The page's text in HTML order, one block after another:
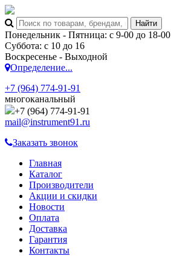
Понедельник - Пятница: с 9-00 до 18-00
Суббота: с 10 до 16
Воскресенье - Выходной
Определение...
+7 (964) 774-91-91
многоканальный
+7 (964) 774-91-91
mail@instrument91.ru
Заказать звонок
Главная
Каталог
Производители
Акции и скидки
Новости
Оплата
Доставка
Гарантия
Контакты